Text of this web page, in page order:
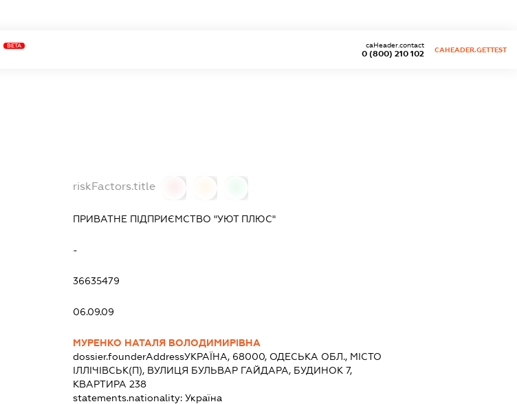
BETA
0 (800) 210 102
caHeader.contact
CAHEADER.GETTEST
riskFactors.title
ПРИВАТНЕ ПІДПРИЄМСТВО "УЮТ ПЛЮС"
-
36635479
06.09.09
МУРЕНКО НАТАЛЯ ВОЛОДИМИРІВНА
dossier.founderAddressУКРАЇНА, 68000, ОДЕСЬКА ОБЛ., МІСТО
ІЛЛІЧІВСЬК(П), ВУЛИЦЯ БУЛЬВАР ГАЙДАРА, БУДИНОК 7,
КВАРТИРА 238
statements.nationality:Україна